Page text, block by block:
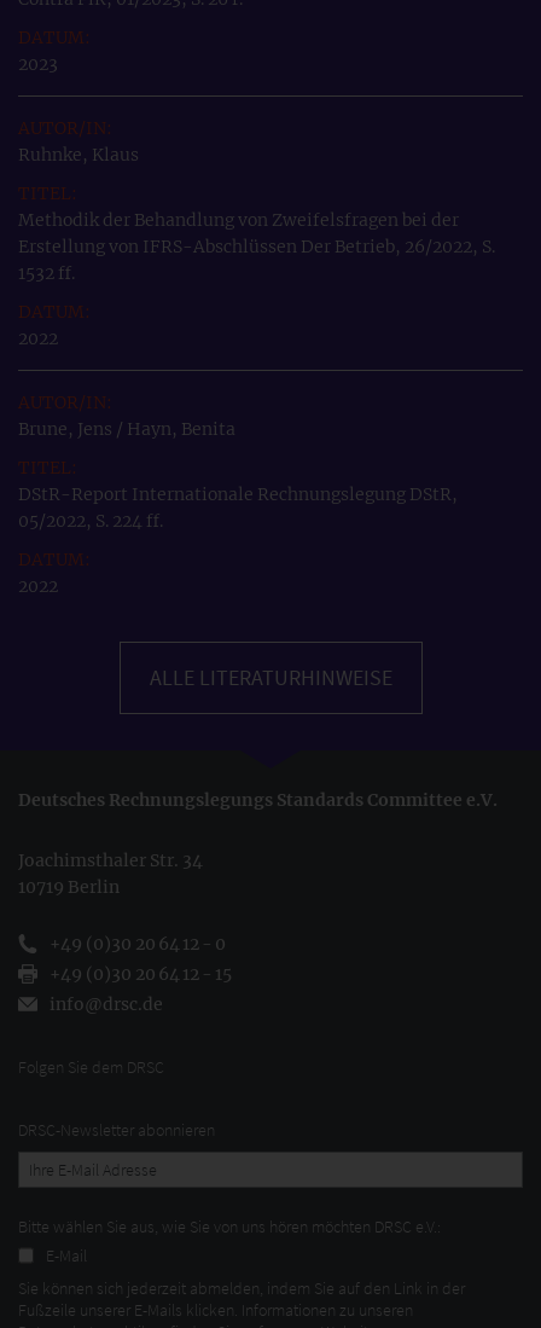
2023
Ruhnke, Klaus
Methodik der Behandlung von Zweifelsfragen bei der
Erstellung von IFRS-Abschlüssen Der Betrieb, 26/2022, S.
1532 ff.
2022
Brune, Jens / Hayn, Benita
DStR-Report Internationale Rechnungslegung DStR,
05/2022, S. 224 ff.
2022
ALLE LITERATURHINWEISE
Deutsches Rechnungslegungs Standards Committee e.V.
Joachimsthaler Str. 34
10719 Berlin
+49 (0)30 20 64 12 - 0
+49 (0)30 20 64 12 - 15
info@drsc.de
Folgen Sie dem DRSC
DRSC-Newsletter abonnieren
Bitte wählen Sie aus, wie Sie von uns hören möchten DRSC e.V.:
E-Mail
Sie können sich jederzeit abmelden, indem Sie auf den Link in der
Fußzeile unserer E-Mails klicken. Informationen zu unseren